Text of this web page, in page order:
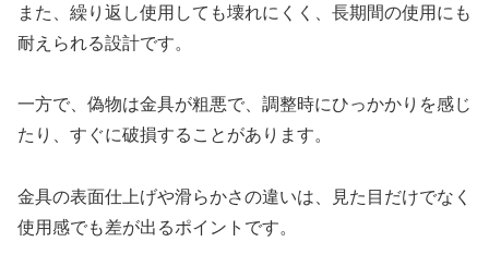
また、繰り返し使用しても壊れにくく、長期間の使用にも
耐えられる設計です。
一方で、偽物は金具が粗悪で、調整時にひっかかりを感じ
たり、すぐに破損することがあります。
金具の表面仕上げや滑らかさの違いは、見た目だけでなく
使用感でも差が出るポイントです。